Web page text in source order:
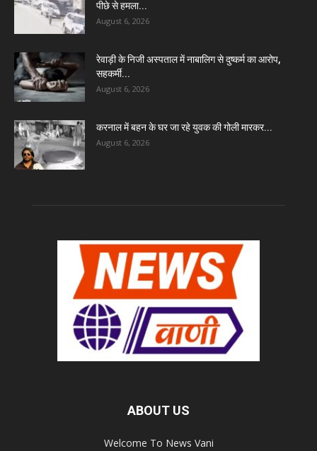
पीछे से हमला...
August 6, 2026
रेवाड़ी के निजी अस्पताल में नाबालिग से दुष्कर्म का आरोप,
सहकर्मी...
August 6, 2026
करनाल में बहन के घर जा रहे युवक की गोली मारकर...
August 6, 2026
ABOUT US
Welcome To News Vani